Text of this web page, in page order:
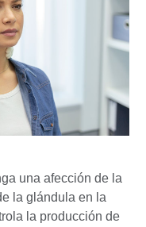
una afección de la
la glándula en la
la producción de